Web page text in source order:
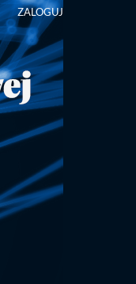
ZALOGUJ